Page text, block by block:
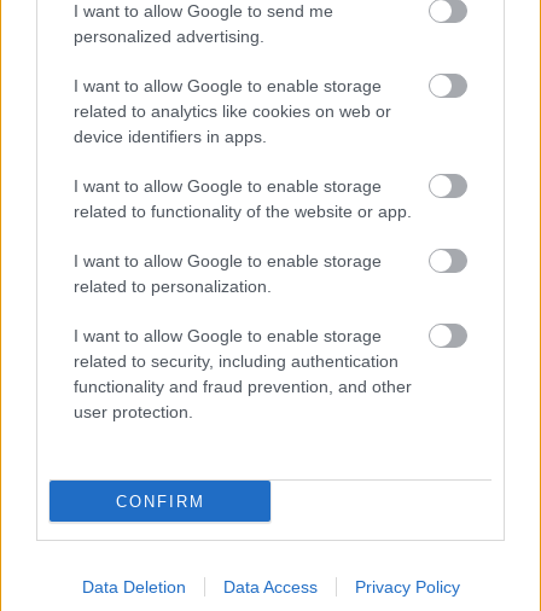
I want to allow Google to send me
personalized advertising.
I want to allow Google to enable storage
related to analytics like cookies on web or
device identifiers in apps.
I want to allow Google to enable storage
related to functionality of the website or app.
I want to allow Google to enable storage
related to personalization.
I want to allow Google to enable storage
related to security, including authentication
functionality and fraud prevention, and other
user protection.
CONFIRM
Data Deletion Data Access Privacy Policy
ÉLETMÓD
3 ok, amiért örökre leálltam a
fehérje turmixszal: napokon belül
elmúltak a tüneteim
ÉLETMÓD